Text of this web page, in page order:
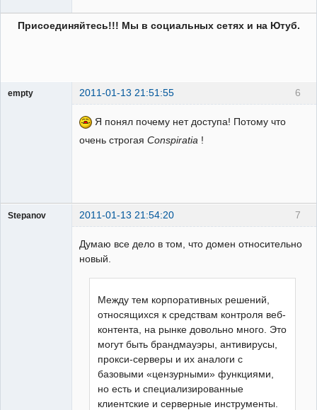
Присоединяйтесь!!! Мы в социальных сетях и на Ютуб.
6
empty 2011-01-13 21:51:55
Я понял почему нет доступа! Потому что
очень строгая Conspiratia !
7
Stepanov 2011-01-13 21:54:20
Думаю все дело в том, что домен относительно
новый.
Между тем корпоративных решений,
относящихся к средствам контроля веб-
контента, на рынке довольно много. Это
могут быть брандмауэры, антивирусы,
прокси-серверы и их аналоги с
базовыми «цензурными» функциями,
но есть и специализированные
клиентские и серверные инструменты.